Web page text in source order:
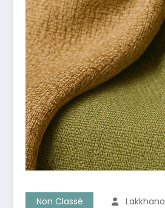
Non Classé Lakkhana